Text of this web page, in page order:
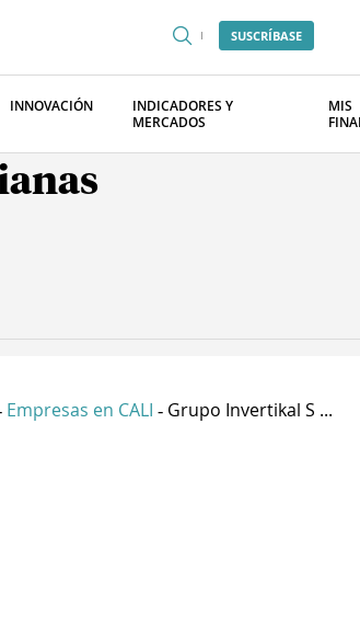
SUSCRÍBASE
INNOVACIÓN
INDICADORES Y
MERCADOS
MIS
Empresas en CALI - Grupo Invertikal S ...